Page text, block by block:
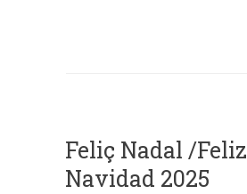
Feliç Nadal /Feliz
Navidad 2025